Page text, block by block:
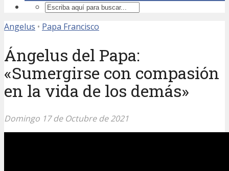
Angelus • Papa Francisco
Ángelus del Papa:
«Sumergirse con compasión
en la vida de los demás»
Domingo 17 de Octubre de 2021